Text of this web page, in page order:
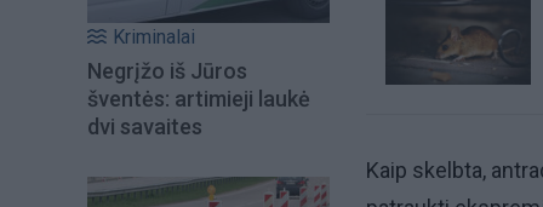
Kriminalai
Negrįžo iš Jūros
šventės: artimieji laukė
dvi savaites
Kaip skelbta,